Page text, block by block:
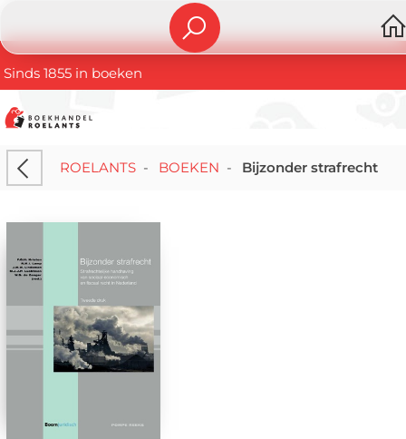
Sinds 1855 in boeken
ROELANTS- BOEKEN - Bijzonder strafrecht